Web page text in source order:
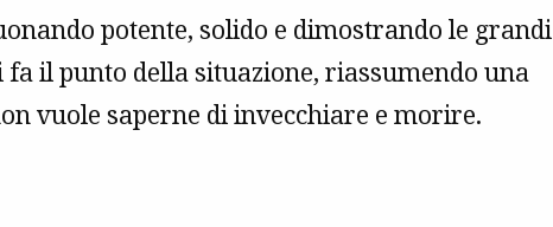
potente, solido e dimostrando le grandi
il punto della situazione, riassumendo una
vuole saperne di invecchiare e morire.